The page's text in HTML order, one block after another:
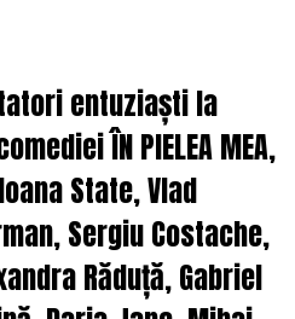
entuziaști la
ÎN PIELEA MEA,
State, Vlad
Sergiu Costache,
Răduță, Gabriel